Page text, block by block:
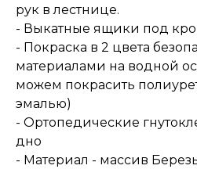
рук в лестнице.
- Выкатные ящики под
- Покраска в 2 цвета
материалами на водной
можем покрасить
эмалью)
- ️Ортопедические
дно
- Материал - массив